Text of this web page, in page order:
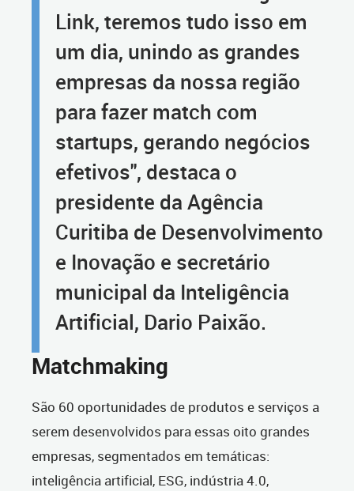
Link, teremos tudo isso em
um dia, unindo as grandes
empresas da nossa região
para fazer match com
startups, gerando negócios
efetivos", destaca o
presidente da Agência
Curitiba de Desenvolvimento
e Inovação e secretário
municipal da Inteligência
Artificial, Dario Paixão.
Matchmaking
São 60 oportunidades de produtos e serviços a
serem desenvolvidos para essas oito grandes
empresas, segmentados em temáticas:
inteligência artificial, ESG, indústria 4.0,